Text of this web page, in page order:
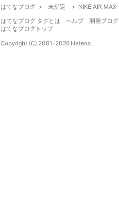
はてなブログ > 未指定 > NIKE AIR MAX
はてなブログ タグとは
ヘルプ
開発ブログ
はてなブログトップ
Copyright (C) 2001-2026 Hatena.